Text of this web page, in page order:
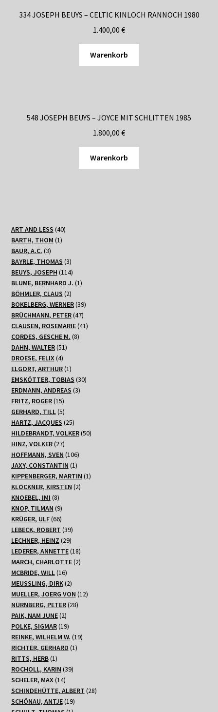
334 JOSEPH BEUYS – CELTIC KINLOCH RANNOCH 1980
1.400,00 €
Warenkorb
548 JOSEPH BEUYS – JOYCE MIT SCHLITTEN 1985
1.800,00 €
Warenkorb
ART AND LESS 4040
BARTH, THOM 11
BAUR, A.C. 33
Produkte
BAYRLE, THOMAS 33
Produkte
BEUYS, JOSEPH 114114
Produkte
BLUME, BERNHARD J. 11
BÖHMLER, CLAUS 22
Produkte
BOKELBERG, WERNER 3939
BRÜCHMANN, PETER 4747
Produkte
CLAUSEN, ROSEMARIE 4141
CORDES, GESCHE M. 88
DAHN, WALTER 5151
DROESE, FELIX 44
Produkte
ELGORT, ARTHUR 11
Produkt
EMSKÖTTER, TOBIAS 3030
ERDMANN, ANDREAS 33
FRITZ, ROGER 1515
Produkte
GERHARD, TILL 55
Produkte
HARTZ, JACQUES 2525
Produkte
HILDEBRANDT, VOLKER 5050
HINZ, VOLKER 2727
Produkte
HOFFMANN, SVEN 106106
Produkte
JAXY, CONSTANTIN 11
Produkt
KIPPENBERGER, MARTIN 11
KLÖCKNER, KIRSTEN 22
KNOEBEL, IMI 88
Produkte
KNOP, TILMAN 99
Produkte
KRÜGER, ULF 6666
Produkte
LEBECK, ROBERT 3939
Produkte
LECHNER, HEINZ 2929
Produkte
LEDERER, ANNETTE 1818
Produkte
MARCH, CHARLOTTE 22
MCBRIDE, WILL 1616
Produkte
MEUSSLING, DIRK 22
Produkte
MUELLER, JOERG VON 1212
NÜRNBERG, PETER 2828
PAIK, NAM JUNE 22
Produkte
POLKE, SIGMAR 1919
Produkte
REINKE, WILHELM W. 1919
RICHTER, GERHARD 11
RITTS, HERB 11
Produkt
ROCHOLL, KARIN 3939
SCHELER, MAX 1414
Produkte
SCHINDEHÜTTE, ALBERT 2828
SCHÖNAU, ANTJE 1919